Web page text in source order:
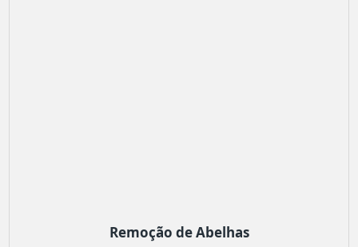
Remoção de Abelhas